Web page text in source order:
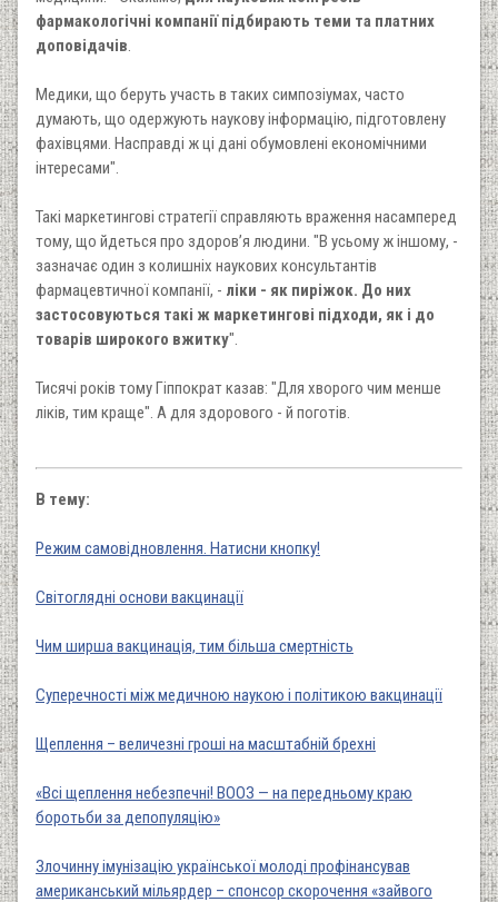
фармакологічні компанії підбирають теми та платних
доповідачів.
Медики, що беруть участь в таких симпозіумах, часто
думають, що одержують наукову інформацію, підготовлену
фахівцями. Насправді ж ці дані обумовлені економічними
інтересами".
Такі маркетингові стратегії справляють враження насамперед
тому, що йдеться про здоров’я людини. "В усьому ж іншому, -
зазначає один з колишніх наукових консультантів
фармацевтичної компанії, - ліки - як пиріжок. До них
застосовуються такі ж маркетингові підходи, як і до
товарів широкого вжитку".
Тисячі років тому Гіппократ казав: "Для хворого чим менше
ліків, тим краще". А для здорового - й поготів.
В тему:
Режим самовідновлення. Натисни кнопку!
Світоглядні основи вакцинації
Чим ширша вакцинація, тим більша смертність
Суперечності між медичною наукою і політикою вакцинації
Щеплення – величезні гроші на масштабній брехні
«Всі щеплення небезпечні! ВООЗ — на передньому краю
боротьби за депопуляцію»
Злочинну імунізацію української молоді профінансував
американський мільярдер – спонсор скорочення «зайвого